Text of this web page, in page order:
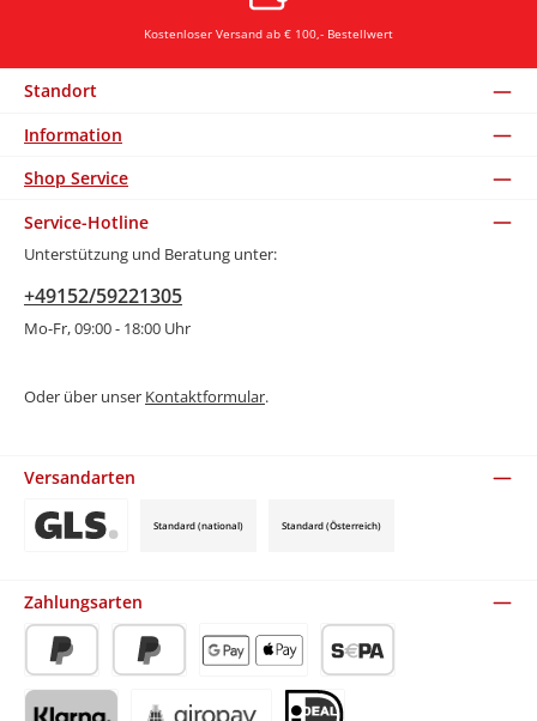
Kostenloser Versand ab € 100,- Bestellwert
Standort
Information
Shop Service
Service-Hotline
Unterstützung und Beratung unter:
+49152/59221305
Mo-Fr, 09:00 - 18:00 Uhr
Oder über unser Kontaktformular.
Versandarten
Standard (national) Standard (Österreich)
Zahlungsarten
PayPal Später BezahlenApple Pay / Google Pay (via Stripe)
SEPA-Lastschrift (via Stripe)